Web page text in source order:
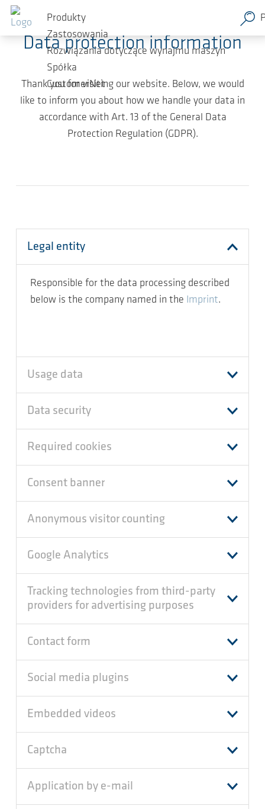
Przejdź do głównej zawartości
Produkty
Zastosowania
Rozwiązania dotyczące wynajmu maszyn
Spółka
CustomerNet
Data protection information
Thank you for visiting our website. Below, we would
like to inform you about how we handle your data in
accordance with Art. 13 of the General Data
Protection Regulation (GDPR).
Legal entity
Responsible for the data processing described
below is the company named in the Imprint.
Usage data
Data security
Required cookies
Consent banner
Anonymous visitor counting
Google Analytics
Tracking technologies from third-party
providers for advertising purposes
Contact form
Social media plugins
Embedded videos
Captcha
Application by e-mail